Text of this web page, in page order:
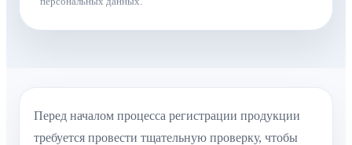
Перед началом процесса регистрации продукции
требуется провести тщательную проверку, чтобы